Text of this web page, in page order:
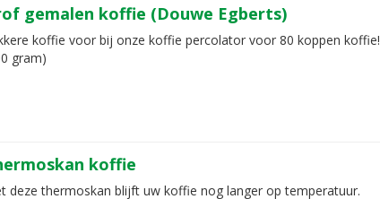
gemalen koffie (Douwe Egberts)
koffie voor bij onze koffie percolator voor 80 koppen koffie!
gram)
koffie
deze thermoskan blijft uw koffie nog langer op temperatuur.